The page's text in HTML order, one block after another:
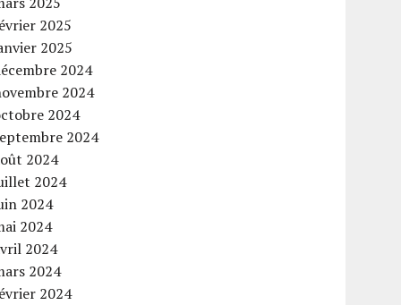
2025
2025
2024
2024
2024
2024
2024
2024
2024
2024
2024
2024
2024